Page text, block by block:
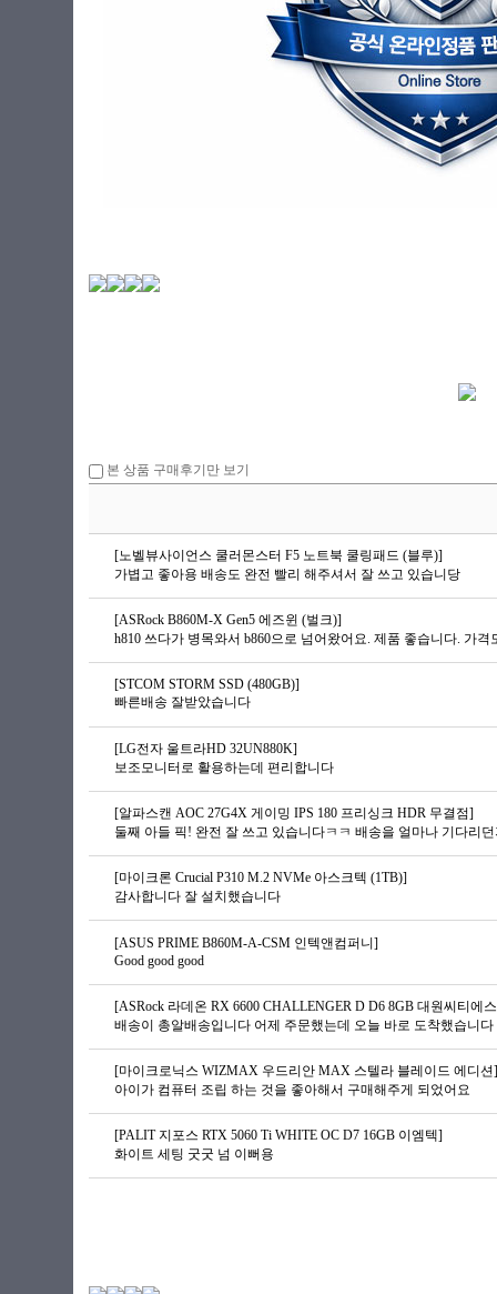
본 상품 구매후기만 보기
[노벨뷰사이언스 쿨러몬스터 F5 노트북 쿨링패드 (블루)]
가볍고 좋아용 배송도 완전 빨리 해주셔서 잘 쓰고 있습니당
[ASRock B860M-X Gen5 에즈윈 (벌크)]
h810 쓰다가 병목와서 b860으로 넘어왔어요. 제품 좋습니다. 가격
[STCOM STORM SSD (480GB)]
빠른배송 잘받았습니다
[LG전자 울트라HD 32UN880K]
보조모니터로 활용하는데 편리합니다
[알파스캔 AOC 27G4X 게이밍 IPS 180 프리싱크 HDR 무결점]
[마이크론 Crucial P310 M.2 NVMe 아스크텍 (1TB)]
감사합니다 잘 설치했습니다
[ASUS PRIME B860M-A-CSM 인텍앤컴퍼니]
Good good good
[ASRock 라데온 RX 6600 CHALLENGER D D6 8GB 대원씨티에
배송이 총알배송입니다 어제 주문했는데 오늘 바로 도착했습니
[마이크로닉스 WIZMAX 우드리안 MAX 스텔라 블레이드 에디션]
아이가 컴퓨터 조립 하는 것을 좋아해서 구매해주게 되었어요
[PALIT 지포스 RTX 5060 Ti WHITE OC D7 16GB 이엠텍]
화이트 세팅 굿굿 넘 이뻐용